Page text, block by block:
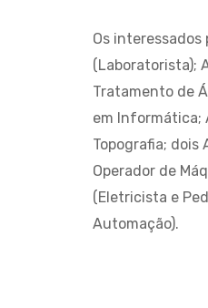
Os interessados
(Laboratorista);
Tratamento de
em Informática;
Topografia; dois
Operador de
(Eletricista e
Automação).